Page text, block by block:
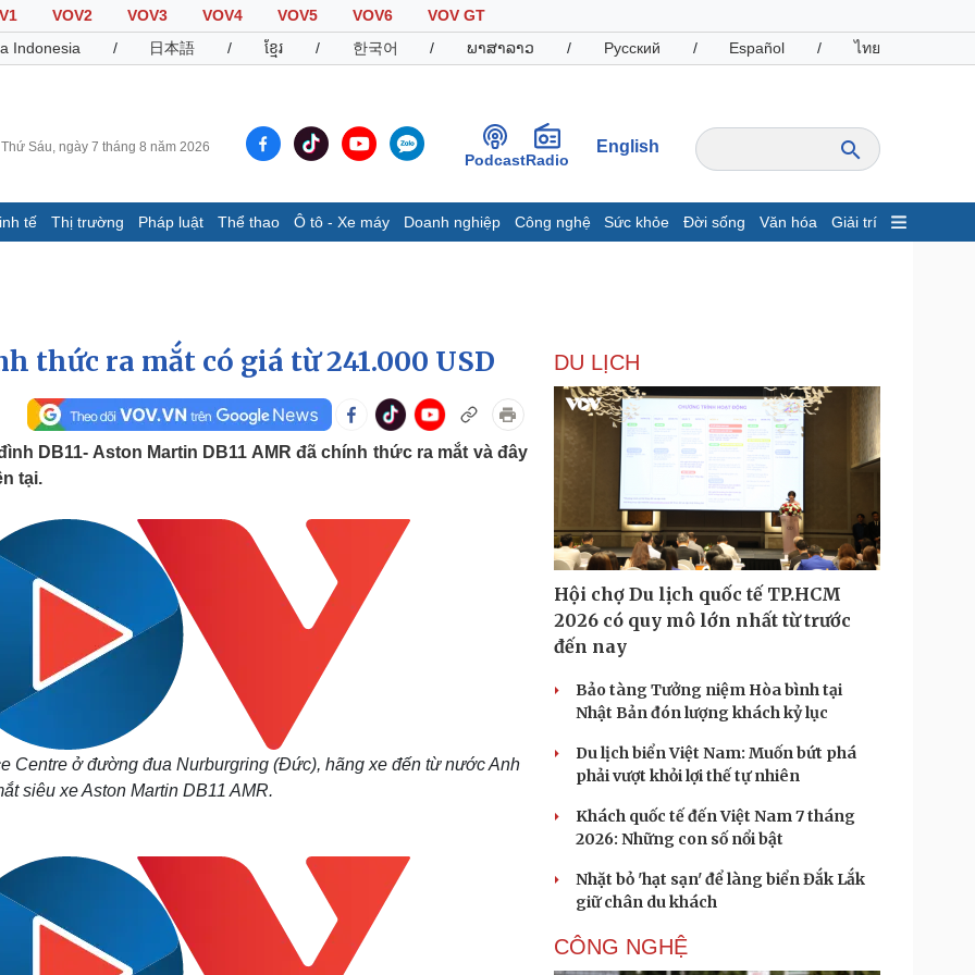
VOV2 VOV3 VOV4 VOV5 VOV6
VOV GT
Indonesia / 日本語 / ខ្មែរ / 한국어 / ພາສາລາວ / Русский / Español / ไทย
Thứ Sáu, ngày 7 tháng 8 năm 2026
PodcastRadio
English
tế Thị trường Pháp luật Thể thao Ô tô - Xe máy Doanh nghiệp Công nghệ Sức khỏe Đời sống Văn hóa Giải trí
Infographic
Giá cà phê
Thể thao
Thế giới thể thao
Ô tô - Xe máy
Tư vấn
Doanh nghiệp
Thông tin doanh nghiệp
Vì cộng đồng
Công nghệ
Sành điệu
Tin Công nghệ
Trải nghiệm
Chuyển đổi số
Văn hóa
Sân khấu - Điện ảnh
Văn học
Âm nhạc
Giải trí
Nghệ sĩ
Thời trang
Sao Việt
Podcast
Cửa sổ tình yêu
Kể chuyện cho bé
Hạt giống tâm hồn
thức ra mắt có giá từ 241.000 USD
DB11- Aston Martin DB11 AMR đã chính thức ra mắt và đây
tại.
Centre ở đường đua Nurburgring (Đức), hãng xe đến từ nước Anh
siêu xe Aston Martin DB11 AMR.
DU LỊCH
Hội chợ Du lịch quốc tế TP.HCM
2026 có quy mô lớn nhất từ trước
đến nay
Bảo tàng Tưởng niệm Hòa bình tại
Nhật Bản đón lượng khách kỷ lục
Du lịch biển Việt Nam: Muốn bứt phá
phải vượt khỏi lợi thế tự nhiên
Khách quốc tế đến Việt Nam 7 tháng
2026: Những con số nổi bật
Nhặt bỏ 'hạt sạn' để làng biển Đắk Lắk
giữ chân du khách
CÔNG NGHỆ